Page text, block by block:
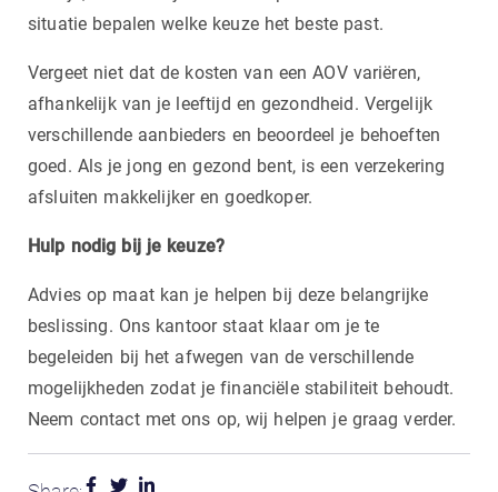
situatie bepalen welke keuze het beste past.
Vergeet niet dat de kosten van een AOV variëren,
afhankelijk van je leeftijd en gezondheid. Vergelijk
verschillende aanbieders en beoordeel je behoeften
goed. Als je jong en gezond bent, is een verzekering
afsluiten makkelijker en goedkoper.
Hulp nodig bij je keuze?
Advies op maat kan je helpen bij deze belangrijke
beslissing. Ons kantoor staat klaar om je te
begeleiden bij het afwegen van de verschillende
mogelijkheden zodat je financiële stabiliteit behoudt.
Neem contact met ons op, wij helpen je graag verder.